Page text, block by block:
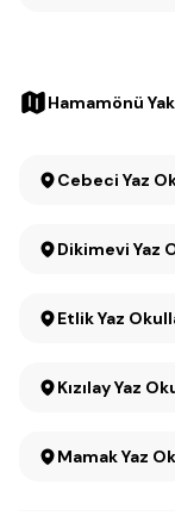
Hamamönü
Cebeci
Dikimevi Yaz
Etlik Yaz
Kızılay Yaz
Mamak Yaz